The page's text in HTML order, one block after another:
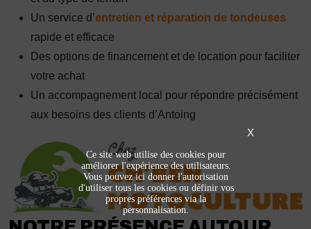
Un service d’entretien et réparation de tondeuses
rapide et efficace
Des options de financement et de location pour faciliter
votre achat
Un accompagnement local pour répondre précisément
aux besoins des clients d’Antoing
X
Ce site web utilise des cookies pour
améliorer l'expérience des utilisateurs.
Vous pouvez ici donner l'autorisation
d'utiliser tous les cookies ou définir vos
propres préférences via la
personnalisation.